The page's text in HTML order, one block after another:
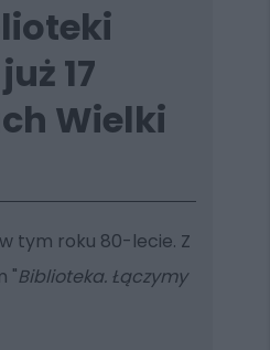
17
Wielki
tym roku 80-lecie. Z
"Biblioteka. Łączymy